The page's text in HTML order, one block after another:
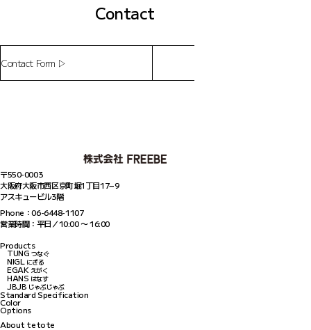
Contact
Contact Form ▷
〒550-0003
大阪府大阪市西区京町堀1丁目17−9
アスキュービル3階
Phone：06-6448-1107
営業時間：平日／10:00 〜 16:00
Products
TUNG つなぐ
NIGL にぎる
EGAK えがく
HANS はなす
JBJB じゃぶじゃぶ
Standard Specification
Color
Options
About tetote